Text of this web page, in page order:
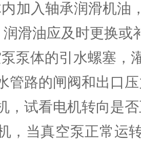
加入轴承润滑机油
滑油应及时更换或
泵体的引水螺塞，
管路的闸阀和出口
，试看电机转向是
，当真空泵正常运